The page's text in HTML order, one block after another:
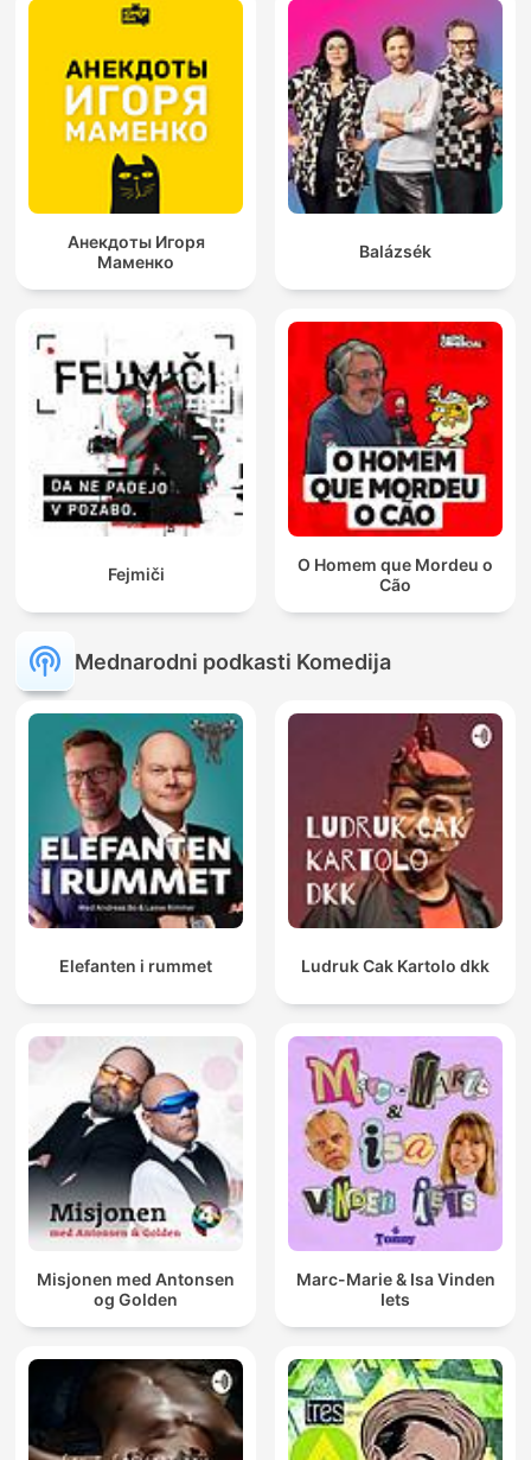
Анекдоты Игоря
Маменко
Balázsék
Fejmiči
O Homem que Mordeu o
Cão
Mednarodni podkasti Komedija
Elefanten i rummet Ludruk Cak Kartolo dkk
Misjonen med Antonsen
og Golden
Marc-Marie & Isa Vinden
Iets